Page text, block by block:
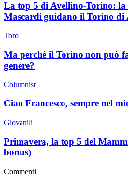
La top 5 di Avellino-Torino: la
Mascardi guidano il Torino di
Toro
Ma perché il Torino non può
genere?
Columnist
Ciao Francesco, sempre nel
Giovanili
Primavera, la top 5 del
bonus)
Commenti